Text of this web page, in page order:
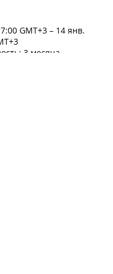
GMT+3 – 14 янв.
3 месяца